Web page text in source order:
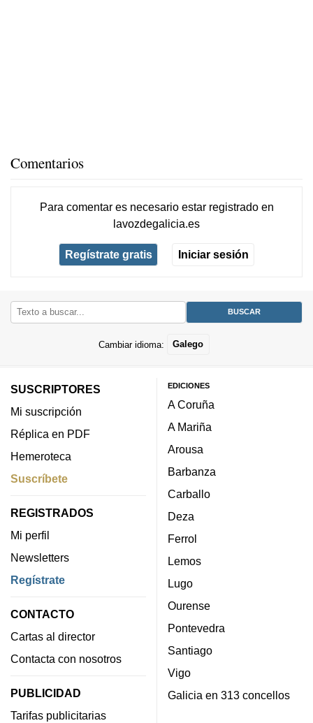
Comentarios
Para comentar es necesario estar registradoen
lavozdegalicia.es
Regístrate gratis Iniciar sesión
Cambiar idioma: Galego
SUSCRIPTORES
Mi suscripción
Réplica en PDF
Hemeroteca
Suscríbete
REGISTRADOS
Mi perfil
Newsletters
Regístrate
CONTACTO
Cartas al director
Contacta con nosotros
PUBLICIDAD
Tarifas publicitarias
EDICIONES
A Coruña
A Mariña
Arousa
Barbanza
Carballo
Deza
Ferrol
Lemos
Lugo
Ourense
Pontevedra
Santiago
Vigo
Galicia en 313 concellos